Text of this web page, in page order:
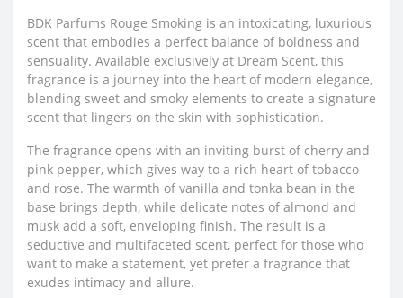
BDK Parfums Rouge Smoking is an intoxicating, luxurious
scent that embodies a perfect balance of boldness and
sensuality. Available exclusively at Dream Scent, this
fragrance is a journey into the heart of modern elegance,
blending sweet and smoky elements to create a signature
scent that lingers on the skin with sophistication.
The fragrance opens with an inviting burst of cherry and
pink pepper, which gives way to a rich heart of tobacco
and rose. The warmth of vanilla and tonka bean in the
base brings depth, while delicate notes of almond and
musk add a soft, enveloping finish. The result is a
seductive and multifaceted scent, perfect for those who
want to make a statement, yet prefer a fragrance that
exudes intimacy and allure.